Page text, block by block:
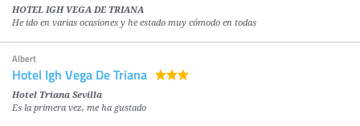
HOTEL IGH VEGA DE TRIANA
He ido en varias ocasiones y he estado muy cómodo en todas
Albert
Hotel Igh Vega De Triana
Hotel Triana Sevilla
Es la primera vez, me ha gustado